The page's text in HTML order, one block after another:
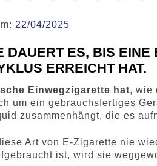
22/04/2025
DAUERT ES, BIS EINE
ERREICHT HAT.
Einwegzigarette hat, wie
um ein gebrauchsfertiges
zusammenhängt, die es
Art von E-Zigarette nie
ist, wird sie